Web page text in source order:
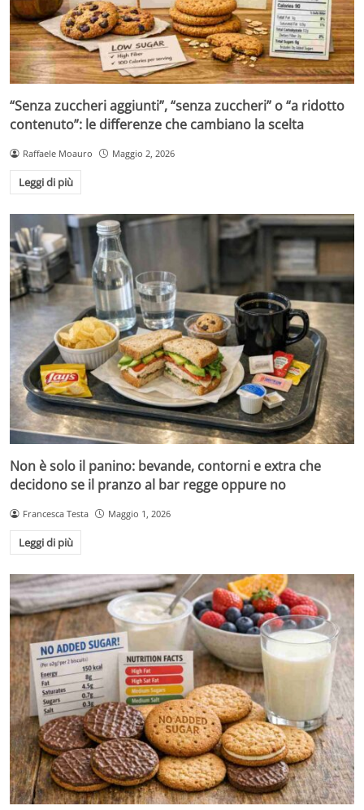
“Senza zuccheri aggiunti”, “senza zuccheri” o “a ridotto
contenuto”: le differenze che cambiano la scelta
Raffaele Moauro Maggio 2, 2026
Leggi di più
Non è solo il panino: bevande, contorni e extra che
decidono se il pranzo al bar regge oppure no
Francesca Testa Maggio 1, 2026
Leggi di più